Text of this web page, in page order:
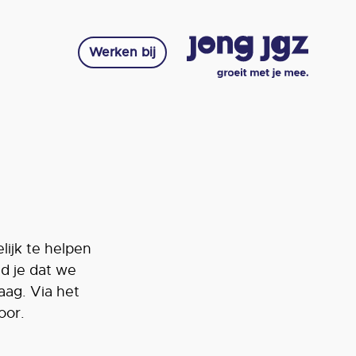
te helpen
je dat we
Via het
Werken bij